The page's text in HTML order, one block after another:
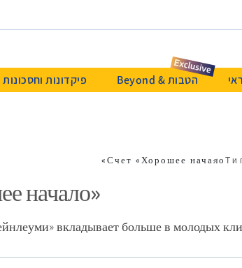
הטבות & Beyond פיקדונות וחסכונות
Счет «Хорошее начало»
начало»
вкладывает больше в молодых